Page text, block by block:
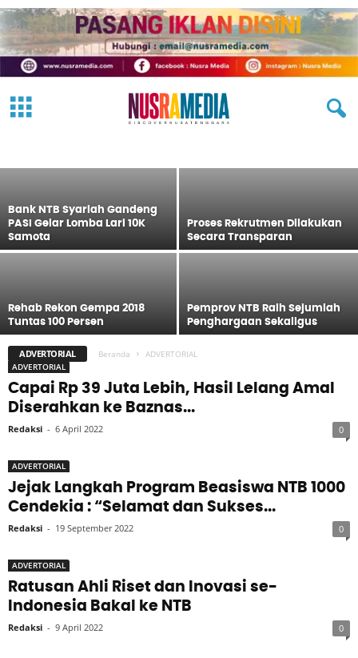
PEMERINTAHAN
PENDIDIKAN PERISTIWA POLITIK SOSMAS
TECH
HUT NTB Diharapkan Jadi Pendongkrak
Semangat Gotong Royong
Bank NTB Syariah Gandeng
PASI Gelar Lomba Lari 10K
Samota
Proses Rekrutmen Dilakukan
Secara Transparan
Rehab Rekon Gempa 2018
Tuntas 100 Persen
Pemprov NTB Raih Sejumlah
Penghargaan Sekaligus
ADVERTORIAL Beranda
ADVERTORIAL
ADVERTORIAL
Capai Rp 39 Juta Lebih, Hasil Lelang Amal
Diserahkan ke Baznas...
Redaksi - 6 April 2022 0
ADVERTORIAL
Jejak Langkah Program Beasiswa NTB 1000
Cendekia : “Selamat dan Sukses...
Redaksi - 19 September 2022 0
ADVERTORIAL
Ratusan Ahli Riset dan Inovasi se-
Indonesia Bakal ke NTB
Redaksi - 9 April 2022 0